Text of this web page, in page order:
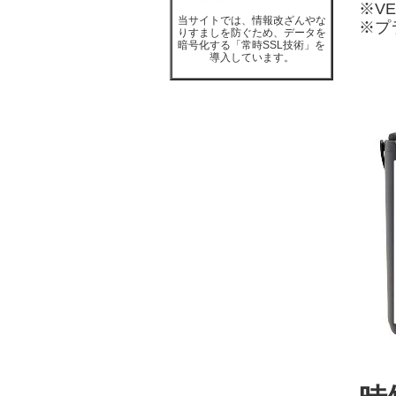
当サイトでは、情報改ざんやな
りすましを防ぐため、データを
暗号化する「常時SSL技術」を
導入しています。
※VE
※プ